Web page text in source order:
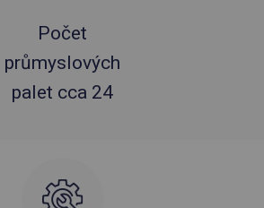
Počet
průmyslových
palet cca 24